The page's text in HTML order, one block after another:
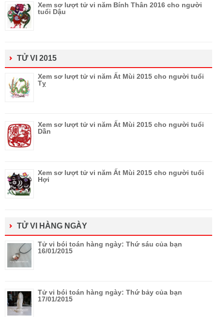
Xem sơ lượt tử vi năm Bính Thân 2016 cho người
tuổi Dậu
TỬ VI 2015
Xem sơ lượt tử vi năm Ất Mùi 2015 cho người tuổi
Tỵ
Xem sơ lượt tử vi năm Ất Mùi 2015 cho người tuổi
Dần
Xem sơ lượt tử vi năm Ất Mùi 2015 cho người tuổi
Hợi
TỬ VI HÀNG NGÀY
Tử vi bói toán hàng ngày: Thứ sáu của bạn
16/01/2015
Tử vi bói toán hàng ngày: Thứ bảy của bạn
17/01/2015